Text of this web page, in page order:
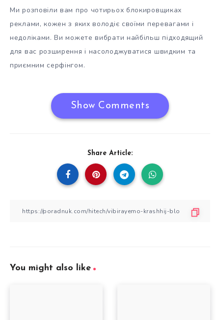
Ми розповіли вам про чотирьох блокировщиках
реклами, кожен з яких володіє своїми перевагами і
недоліками. Ви можете вибрати найбільш підходящий
для вас розширення і насолоджуватися швидким та
приємним серфінгом.
Show Comments
Share Article:
You might also like